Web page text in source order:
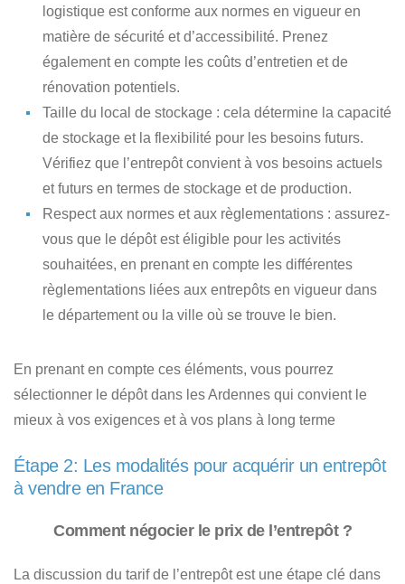
logistique est conforme aux normes en vigueur en
matière de sécurité et d’accessibilité. Prenez
également en compte les coûts d’entretien et de
rénovation potentiels.
Taille du local de stockage : cela détermine la capacité
de stockage et la flexibilité pour les besoins futurs.
Vérifiez que l’entrepôt convient à vos besoins actuels
et futurs en termes de stockage et de production.
Respect aux normes et aux règlementations : assurez-
vous que le dépôt est éligible pour les activités
souhaitées, en prenant en compte les différentes
règlementations liées aux entrepôts en vigueur dans
le département ou la ville où se trouve le bien.
En prenant en compte ces éléments, vous pourrez
sélectionner le dépôt dans les Ardennes qui convient le
mieux à vos exigences et à vos plans à long terme
Étape 2: Les modalités pour acquérir un entrepôt
à vendre en France
Comment négocier le prix de l’entrepôt ?
La discussion du tarif de l’entrepôt est une étape clé dans